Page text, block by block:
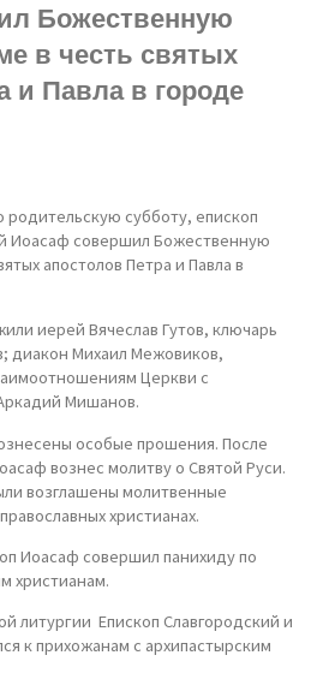
Божественную
в честь святых
и Павла в городе
родительскую субботу, епископ
Иоасаф совершил Божественную
апостолов Петра и Павла в
иерей Вячеслав Гутов, ключарь
диакон Михаил Межовиков,
Церкви с
Мишанов.
особые прошения. После
вознес молитву о Святой Руси.
возглашены молитвенные
христианах.
Иоасаф совершил панихиду по
христианам.
литургии Епископ Славгородский и
к прихожанам с архипастырским